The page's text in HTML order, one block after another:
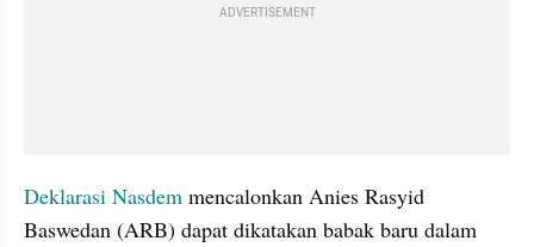
ADVERTISEMENT
Deklarasi Nasdem mencalonkan Anies Rasyid
Baswedan (ARB) dapat dikatakan babak baru dalam